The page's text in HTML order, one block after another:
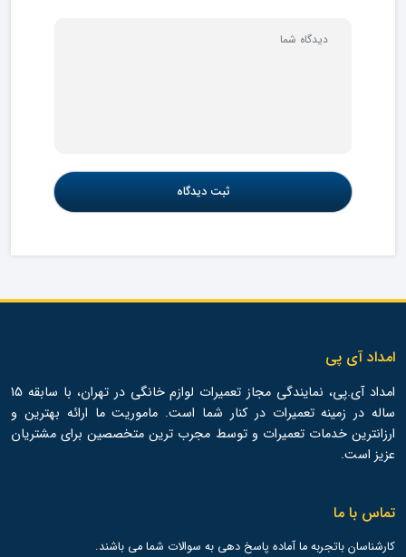
امداد آی پی
امداد آی.پی، نمایندگی مجاز تعمیرات لوازم خانگی در تهران، با سابقه 15
ساله در زمینه تعمیرات در کنار شما است. ماموریت ما ارائه بهترین و
ارزانترین خدمات تعمیرات و توسط مجرب ترین متخصصین برای مشتریان
عزیز است.
تماس با ما
کارشناسان باتجربه ما آماده پاسخ دهی به سوالات شما می باشند.